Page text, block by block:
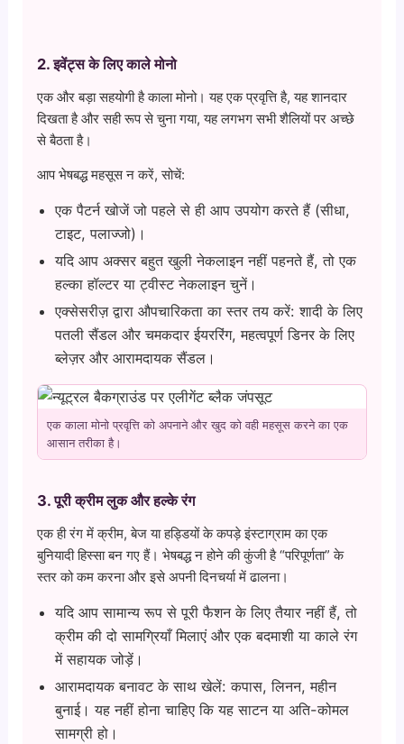
2. इवेंट्स के लिए काले मोनो
एक और बड़ा सहयोगी है काला मोनो। यह एक प्रवृत्ति है, यह शानदार
दिखता है और सही रूप से चुना गया, यह लगभग सभी शैलियों पर अच्छे
से बैठता है।
आप भेषबद्ध महसूस न करें, सोचें:
एक पैटर्न खोजें जो पहले से ही आप उपयोग करते हैं (सीधा,
टाइट, पलाज्जो)।
यदि आप अक्सर बहुत खुली नेकलाइन नहीं पहनते हैं, तो एक
हल्का हॉल्टर या ट्वीस्ट नेकलाइन चुनें।
एक्सेसरीज़ द्वारा औपचारिकता का स्तर तय करें: शादी के लिए
पतली सैंडल और चमकदार ईयररिंग, महत्वपूर्ण डिनर के लिए
ब्लेज़र और आरामदायक सैंडल।
एक काला मोनो प्रवृत्ति को अपनाने और खुद को वही महसूस करने का एक
आसान तरीका है।
3. पूरी क्रीम लुक और हल्के रंग
एक ही रंग में क्रीम, बेज या हड्डियों के कपड़े इंस्टाग्राम का एक
बुनियादी हिस्सा बन गए हैं। भेषबद्ध न होने की कुंजी है “परिपूर्णता” के
स्तर को कम करना और इसे अपनी दिनचर्या में ढालना।
यदि आप सामान्य रूप से पूरी फैशन के लिए तैयार नहीं हैं, तो
क्रीम की दो सामग्रियाँ मिलाएं और एक बदमाशी या काले रंग
में सहायक जोड़ें।
आरामदायक बनावट के साथ खेलें: कपास, लिनन, महीन
बुनाई। यह नहीं होना चाहिए कि यह साटन या अति-कोमल
सामग्री हो।